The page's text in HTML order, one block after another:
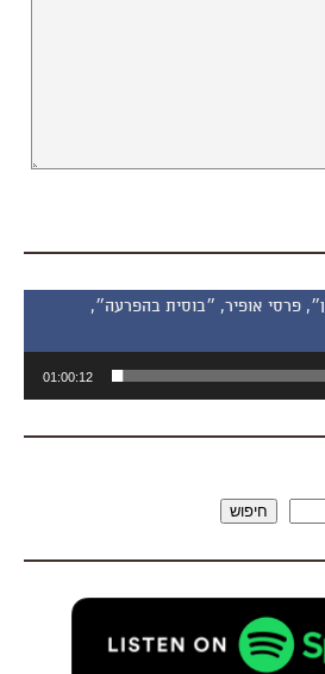
״ספיידרמן״, פרסי אופיר, ״בוסית בהפרעה״,
01:00:12
חיפוש